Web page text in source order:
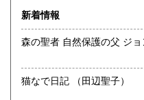
新着情報
猫なで日記 （田辺聖子）